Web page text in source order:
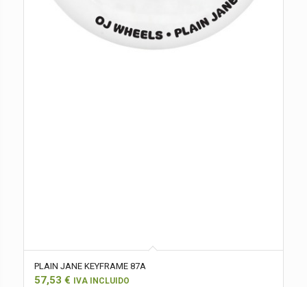
PLAIN JANE KEYFRAME 87A
57,53 € IVA INCLUIDO